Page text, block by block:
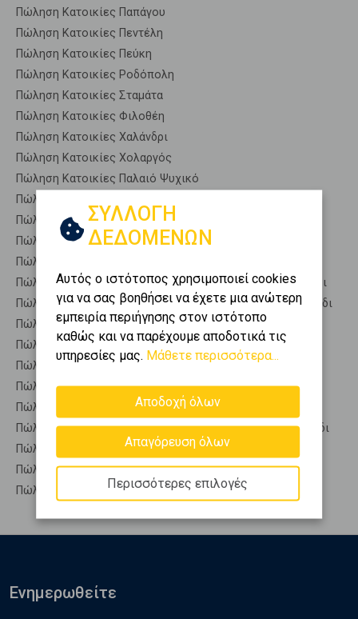
Πώληση Κατοικίες Παπάγου
Πώληση Κατοικίες Πεντέλη
Πώληση Κατοικίες Πεύκη
Πώληση Κατοικίες Ροδόπολη
Πώληση Κατοικίες Σταμάτα
Πώληση Κατοικίες Φιλοθέη
Πώληση Κατοικίες Χαλάνδρι
Πώληση Κατοικίες Χολαργός
Πώληση Κατοικίες Παλαιό Ψυχικό
Πώληση Αποθήκες Ηράκλειο - Κάτω Ψαλίδι
Πώληση Γκαρσονιέρες Ηράκλειο - Κάτω Ψαλίδι
Πώληση Διαμερίσματα Ηράκλειο - Κάτω Ψαλίδι
Πώληση Κτίρια Ηράκλειο - Κάτω Ψαλίδι
Πώληση Μεζονέτες (ανεξάρτητη) Ηράκλειο - Κάτω Ψαλίδι
Πώληση Μεζονέτες (εφαπτόμενη) Ηράκλειο - Κάτω Ψαλίδι
Πώληση Μονοκατοικίες Ηράκλειο - Κάτω Ψαλίδι
Πώληση Οικίες Ηράκλειο - Κάτω Ψαλίδι
Πώληση Οροφοδιαμερίσματα Ηράκλειο - Κάτω Ψαλίδι
Πώληση Οροφομεζονέτες Ηράκλειο - Κάτω Ψαλίδι
Πώληση Ρετιρέ Ηράκλειο - Κάτω Ψαλίδι
Πώληση Συγκροτήματα κατοικιών Ηράκλειο - Κάτω Ψαλίδι
Πώληση Υπόγεια Ηράκλειο - Κάτω Ψαλίδι
Πώληση Υπόσκαφα Ηράκλειο - Κάτω Ψαλίδι
Πώληση Υπολ. υψουν Ηράκλειο - Κάτω Ψαλίδι
ΣΥΛΛΟΓΗ
ΔΕΔΟΜΕΝΩΝ
Αυτός ο ιστότοπος χρησιμοποιεί cookies
για να σας βοηθήσει να έχετε μια ανώτερη
εμπειρία περιήγησης στον ιστότοπο
καθώς και να παρέχουμε αποδοτικά τις
υπηρεσίες μας. Μάθετε περισσότερα...
Αποδοχή όλων
Απαγόρευση όλων
Περισσότερες επιλογές
Ενημερωθείτε